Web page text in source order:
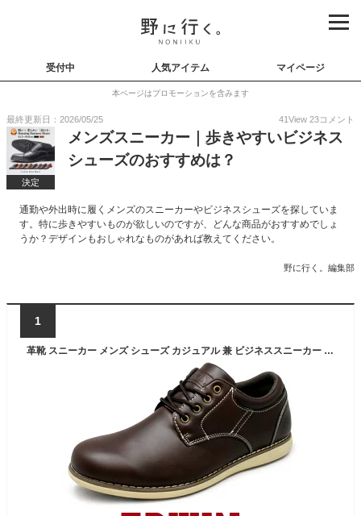
受付中 人気アイテム マイページ
本ページはプロモーションを含みます
最終更新日：2026/05/25 41View 23コメント
決定
メンズスニーカー｜歩きやすいビジネス
シューズのおすすめは？
通勤や外出時に履くメンズのスニーカーやビジネスシューズを探していま
す。特に歩きやすいものが欲しいのですが、どんな商品がおすすめでしょ
うか？デザインもおしゃれなものがあれば教えてください。
野に行く。編集部
1
革靴 スニーカー メンズ シューズ カジュアル 兼 ビジネススニーカー 防水 幅広 甲高 3E プレーントゥ ダービー オックスフォード 紐靴 紳士靴 EDWIN エドウィン edm456｜正規販売店